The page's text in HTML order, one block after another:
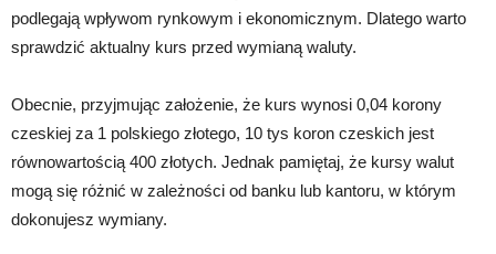
podlegają wpływom rynkowym i ekonomicznym. Dlatego warto
sprawdzić aktualny kurs przed wymianą waluty.
Obecnie, przyjmując założenie, że kurs wynosi 0,04 korony
czeskiej za 1 polskiego złotego, 10 tys koron czeskich jest
równowartością 400 złotych. Jednak pamiętaj, że kursy walut
mogą się różnić w zależności od banku lub kantoru, w którym
dokonujesz wymiany.